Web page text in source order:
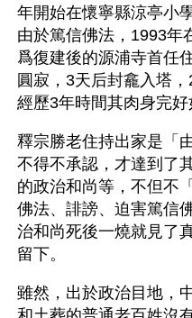
年開始在懷寧縣涼亭小
由於篤信佛法，1993年
爲復建後的源浦寺首任
圓寂，3天后封龕入塔
經歷3年時間其肉身完好
釋宗勝老住持出家是「
不得不承認，才達到了
的政治和尚等，不但不
佛法、誹謗、迫害篤信
治和尚死後一燒就見了
留下。
雖然，出於政治目地，